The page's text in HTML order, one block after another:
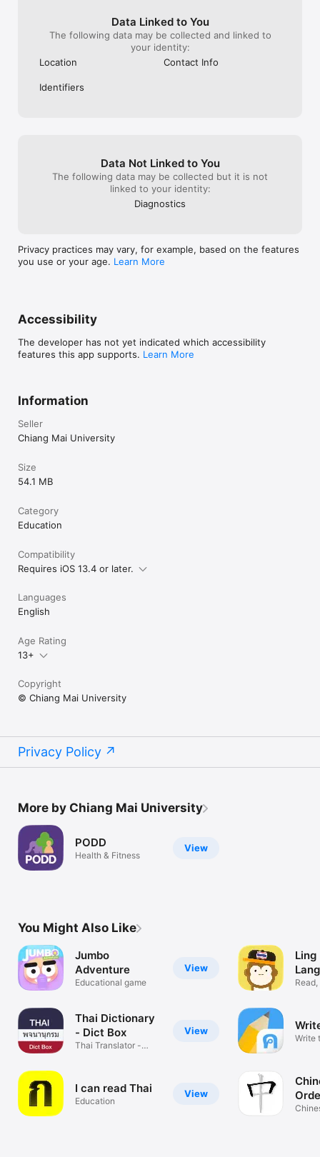
Data Linked to You
The following data may be collected and linked to
your identity:
Location
Contact Info
Identifiers
Data Not Linked to You
The following data may be collected but it is not
linked to your identity:
Diagnostics
Privacy practices may vary, for example, based on the features
you use or your age. Learn More
Accessibility
The developer has not yet indicated which accessibility
features this app supports. Learn More
Information
Seller
Chiang Mai University
Size
54.1 MB
Category
Education
Compatibility
Requires iOS 13.4 or later.
Languages
English
Age Rating
13+
Copyright
© Chiang Mai University
Privacy Policy
More by Chiang Mai University
View
PODD
Health & Fitness
You Might Also Like
View
Jumbo
Adventure
Educational game
View
Thai Dictionary
- Dict Box
Thai Translator -
View
I can read Thai
Education
Ling
Write